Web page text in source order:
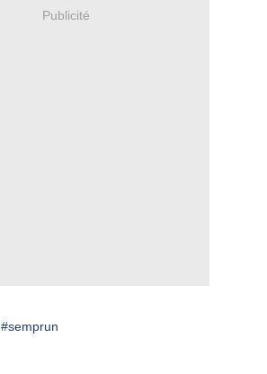
Publicité
#semprun